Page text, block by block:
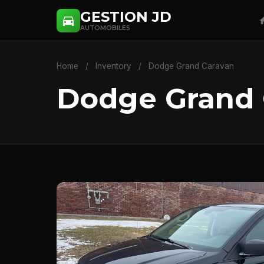
GESTION JD
AUTOMOBILES
Home / Inventory / Dodge Grand Caravan
Dodge Grand